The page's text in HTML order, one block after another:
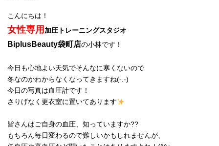
こんにちは！
女性専用 加圧トレーニングスタジオ
BiplusBeauty袋町店の小林です！
今日も心地よい天気でそんなに寒くないので
冬なのかわからなくなってきますね(-.-)
今日の写真は血圧計です！
さりげなく更衣室に置いてあります
皆さんはご自身の血圧、知っていますか??
もちろん毎日変わるので難しいかもしれませんが、